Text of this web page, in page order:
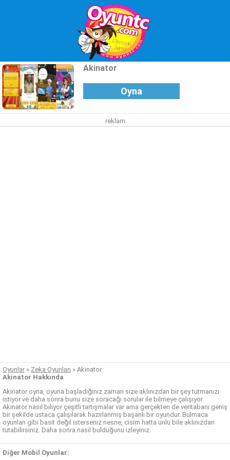
Akinator
Oyna
reklam
Oyunlar » Zeka Oyunları » Akinator
Akinator Hakkında
Akinator oyna, oyuna başladığınız zaman size aklınızdan bir şey tutmanızı
istiyor ve daha sonra bunu size soracağı sorular ile bilmeye çalışıyor.
Akinatör nasıl biliyor çeşitli tartışmalar var ama gerçekten de veritabanı geniş
bir şekilde ustaca çalışılarak hazırlanmış başarılı bir oyundur. Bulmaca
oyunları gibi basit değil isterseniz nesne, cisim hatta ünlü bile aklınızdan
tutabilirsiniz. Daha sonra nasıl bulduğunu izleyiniz.
Diğer Mobil Oyunlar: